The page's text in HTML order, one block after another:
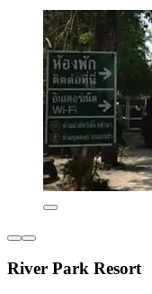
River Park Resort